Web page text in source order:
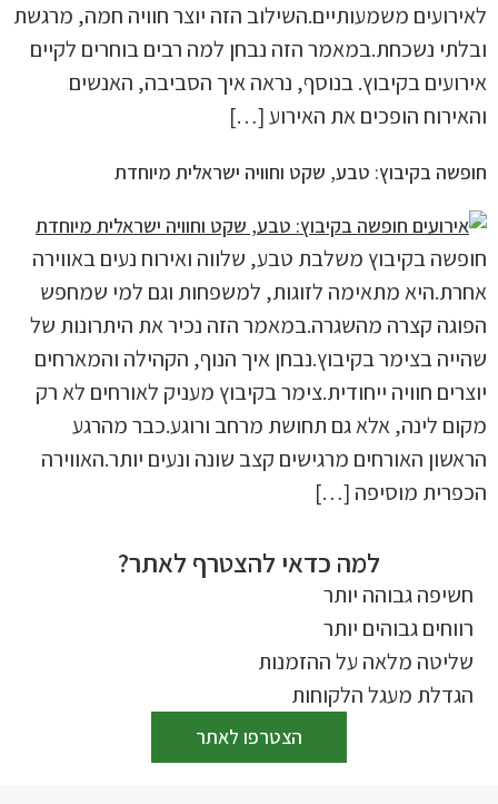
לאירועים משמעותיים.השילוב הזה יוצר חוויה חמה, מרגשת
ובלתי נשכחת.במאמר הזה נבחן למה רבים בוחרים לקיים
אירועים בקיבוץ. בנוסף, נראה איך הסביבה, האנשים
והאירוח הופכים את האירוע […]
חופשה בקיבוץ: טבע, שקט וחוויה ישראלית מיוחדת
חופשה בקיבוץ משלבת טבע, שלווה ואירוח נעים באווירה
אחרת.היא מתאימה לזוגות, למשפחות וגם למי שמחפש
הפוגה קצרה מהשגרה.במאמר הזה נכיר את היתרונות של
שהייה בצימר בקיבוץ.נבחן איך הנוף, הקהילה והמארחים
יוצרים חוויה ייחודית.צימר בקיבוץ מעניק לאורחים לא רק
מקום לינה, אלא גם תחושת מרחב ורוגע.כבר מהרגע
הראשון האורחים מרגישים קצב שונה ונעים יותר.האווירה
הכפרית מוסיפה […]
למה כדאי להצטרף לאתר?
חשיפה גבוהה יותר
רווחים גבוהים יותר
שליטה מלאה על ההזמנות
הגדלת מעגל הלקוחות
הצטרפו לאתר